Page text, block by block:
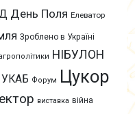
День Поля Елеватор
Зроблено в Україні
НІБУЛОН
УКАБ Форум Цукор
виставка війна